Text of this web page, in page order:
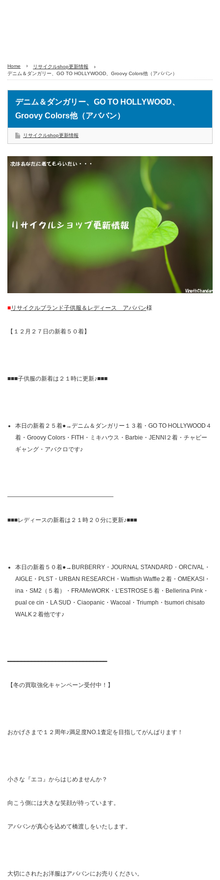
Home
リサイクルshop更新情報
デニム＆ダンガリー、GO TO HOLLYWOOD、Groovy Colors他（アババン）
デニム＆ダンガリー、GO TO HOLLYWOOD、
Groovy Colors他（アババン）
リサイクルshop更新情報
■リサイクルブランド子供服＆レディース アババン様
【１２月２７日の新着５０着】
■■■子供服の新着は２１時に更新♪■■■
本日の新着２５着●→デニム＆ダンガリー１３着・GO TO HOLLYWOOD４
着・Groovy Colors・FITH・ミキハウス・Barbie・JENNI２着・チャビー
ギャング・アバクロです♪
——————————————————
■■■レディースの新着は２１時２０分に更新♪■■■
本日の新着５０着●→BURBERRY・JOURNAL STANDARD・ORCIVAL・
AIGLE・PLST・URBAN RESEARCH・Wafflish Waffle２着・OMEKASI・
ina・SM2（５着）・FRAMeWORK・L’ESTROSE５着・Bellerina Pink・
pual ce cin・LA SUD・Ciaopanic・Wacoal・Triumph・tsumori chisato
WALK２着他です♪
━━━━━━━━━━━━━━━━━━━━━━━━━━━━━
【冬の買取強化キャンペーン受付中！】
おかげさまで１２周年♪満足度NO.1査定を目指してがんばります！
小さな『エコ』からはじめませんか？
向こう側には大きな笑顔が待っています。
アババンが真心を込めて橋渡しをいたします。
大切にされたお洋服はアババンにお売りください。